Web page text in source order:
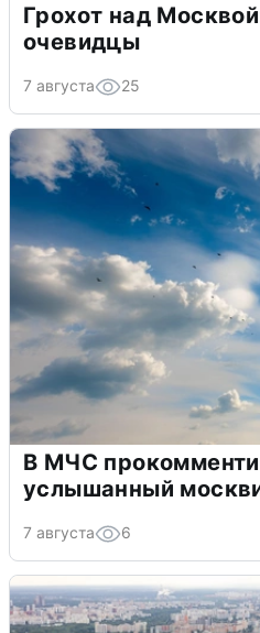
Грохот над
очевидцы
7 августа 25
В МЧС
услышанный
7 августа 6